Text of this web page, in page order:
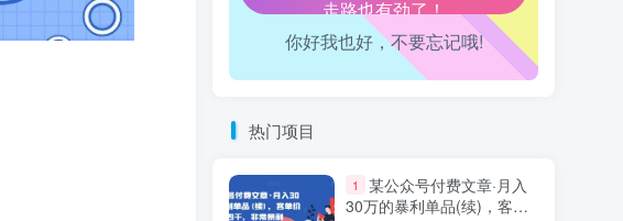
心情也舒畅了！
走路也有劲了！
腰也不酸了！
你好我也好，不要忘记哦!
热门项目
1
某公众号付费文章·月入
30万的暴利单品(续)，客单